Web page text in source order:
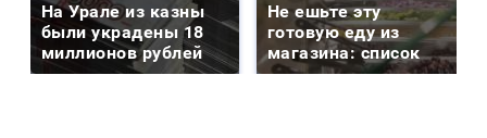
На Урале из казны
были украдены 18
миллионов рублей
Не ешьте эту
готовую еду из
магазина: список